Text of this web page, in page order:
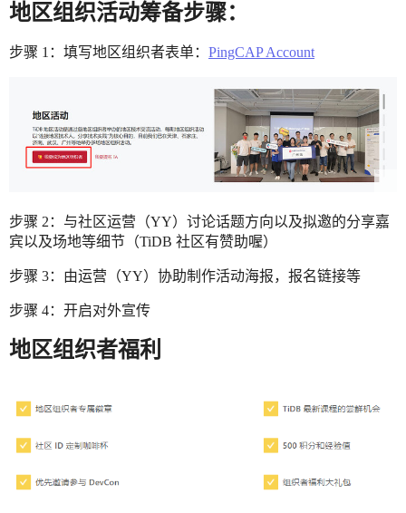
地区组织活动筹备步骤：
步骤 1：填写地区组织者表单： PingCAP Account
步骤 2：与社区运营（YY）讨论话题方向以及拟邀的分享嘉
宾以及场地等细节（TiDB 社区有赞助喔）
步骤 3：由运营（YY）协助制作活动海报，报名链接等
步骤 4：开启对外宣传
地区组织者福利